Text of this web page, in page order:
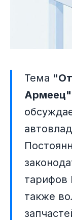
Тема
Армеец"
тарифов
также